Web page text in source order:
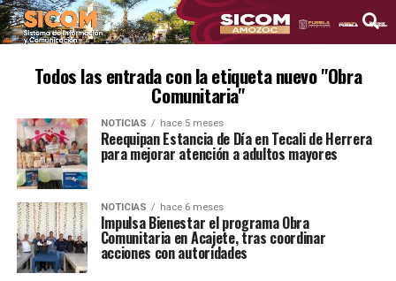
Todos las entrada con la etiqueta nuevo "Obra
Comunitaria"
NOTICIAS hace 5 meses
Reequipan Estancia de Día en Tecali de Herrera
para mejorar atención a adultos mayores
NOTICIAS hace 6 meses
Impulsa Bienestar el programa Obra
Comunitaria en Acajete, tras coordinar
acciones con autoridades